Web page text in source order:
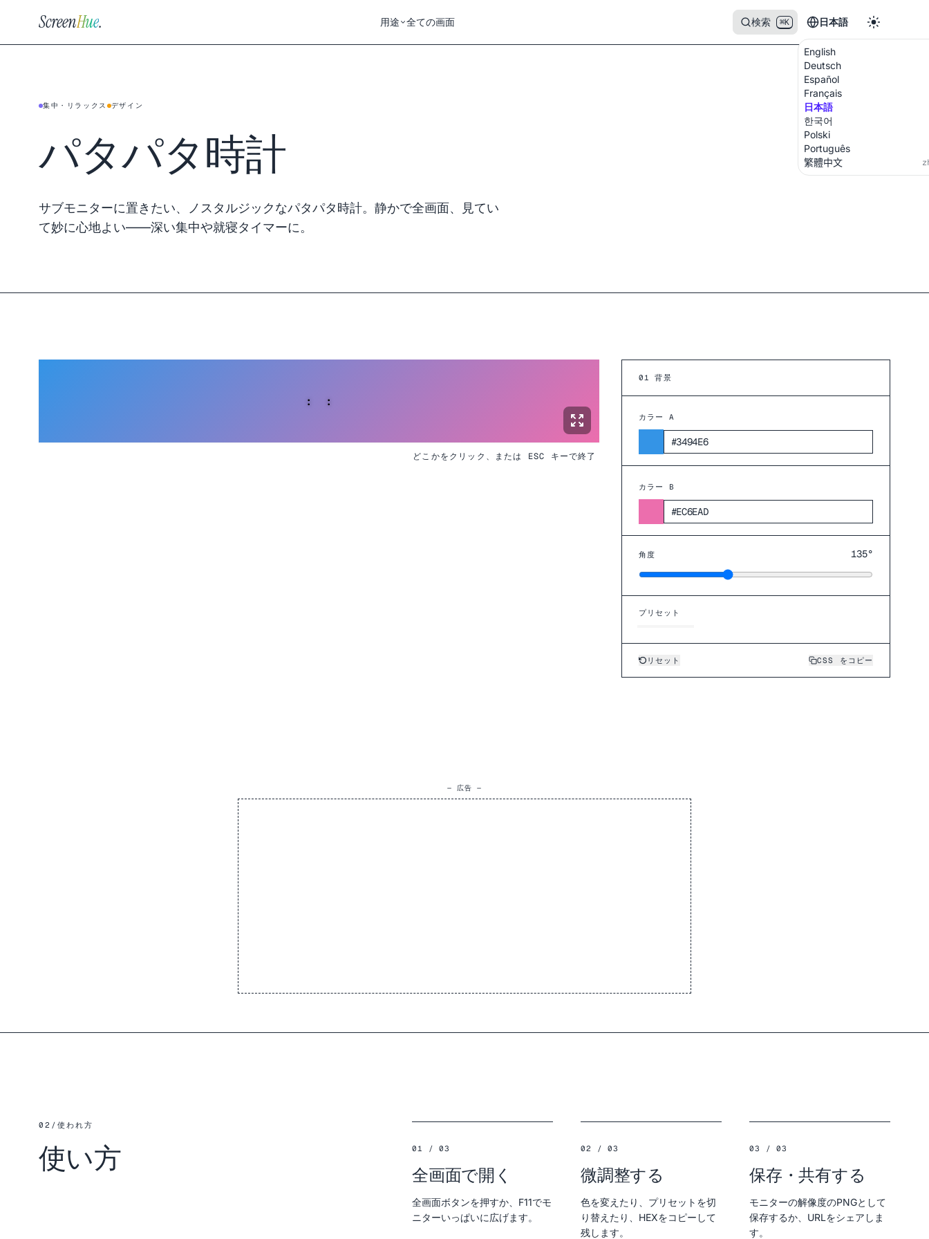
ScreenHue. 用途 全ての画面 検索 ⌘K 日本語
English
Deutsch
Español
Français
日本語
한국어
Polski
Português
繁體中文
集中・リラックス デザイン
パタパタ時計
サブモニターに置きたい、ノスタルジックなパタパタ時計。静かで全画面、見てい
て妙に心地よい——深い集中や就寝タイマーに。
: :
どこかをクリック、または ESC キーで終了
01 背景
カラー A
カラー B
角度 135°
プリセット
リセット CSS をコピー
— 広告 —
02 / 使われ方
使い方 01 / 03
全画面で開く
全画面ボタンを押すか、F11でモ
ニターいっぱいに広げます。
02 / 03
微調整する
色を変えたり、プリセットを切
り替えたり、HEXをコピーして
残します。
03 / 03
保存・共有する
モニターの解像度のPNGとして
保存するか、URLをシェアしま
す。